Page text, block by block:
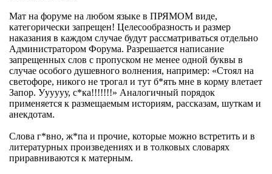
Мат на форуме на любом языке в ПРЯМОМ виде,
категорически запрещен! Целесообразность и размер
наказания в каждом случае будут рассматриваться отдельно
Администратором Форума. Разрешается написание
запрещенных слов с пропуском не менее одной буквы в
случае особого душевного волнения, например: «Стоял на
светофоре, никого не трогал и тут б*ять мне в корму влетает
Запор. Уууууу, с*ка!!!!!!!» Аналогичный порядок
применяется к размещаемым историям, рассказам, шуткам и
анекдотам.
Слова г*вно, ж*па и прочие, которые можно встретить и в
литературных произведениях и в толковых словарях
приравниваются к матерным.